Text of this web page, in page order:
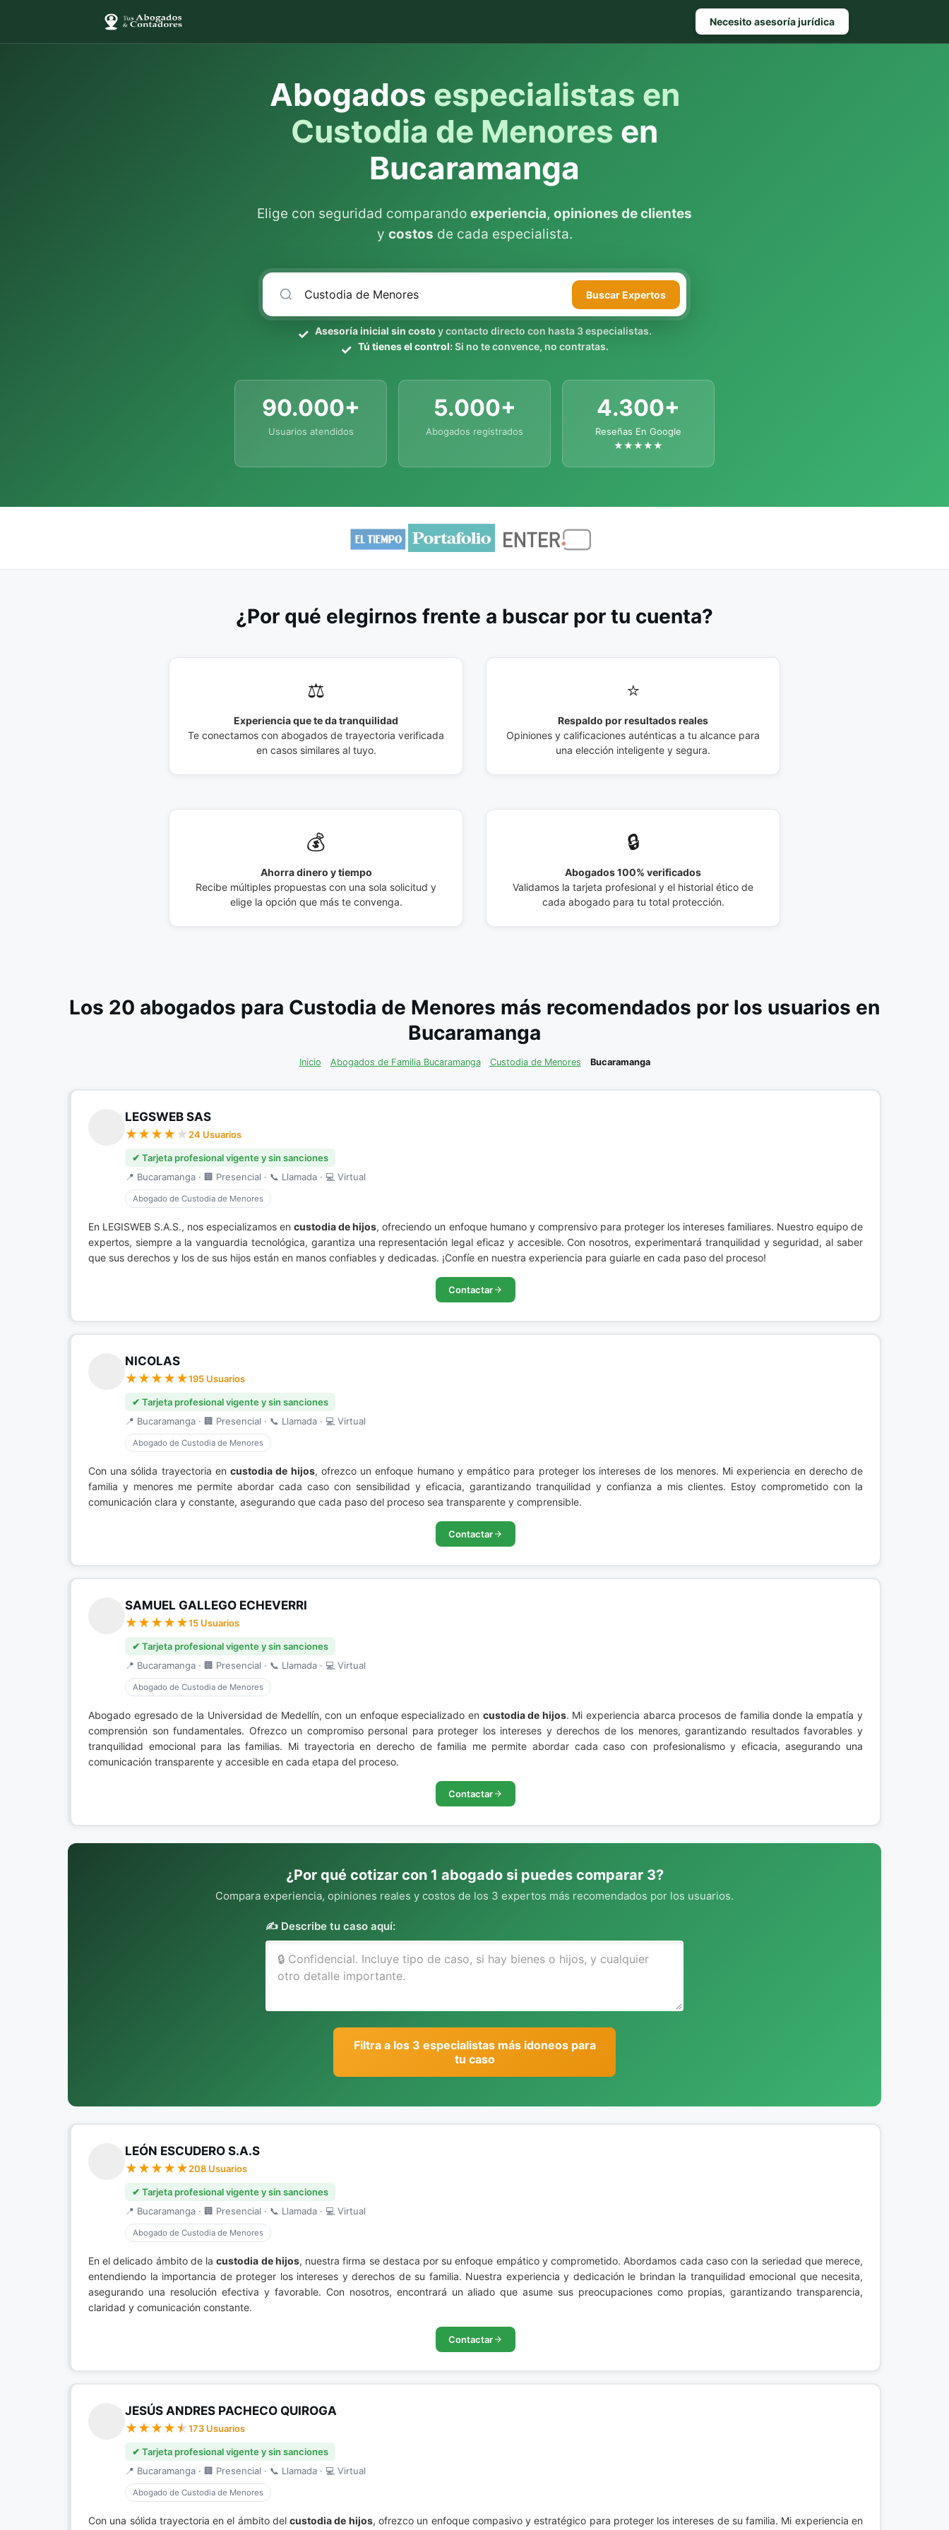
Necesito asesoría jurídica
Abogados especialistas en
Custodia de Menores en
Bucaramanga
Elige con seguridad comparando experiencia, opiniones de clientes
y costos de cada especialista.
BuscarExpertos
Asesoría inicial sin costo y contacto directo con hasta 3 especialistas.
Tú tienes el control:Si no te convence, no contratas.
90.000+
Usuarios atendidos
5.000+
Abogados registrados
4.300+
Reseñas En Google
★★★★★
¿Por qué elegirnos frente a buscar por tu cuenta?
⚖️
Experiencia que te da tranquilidad
Te conectamos con abogados de trayectoria verificada
en casos similares al tuyo.
⭐
Respaldo por resultados reales
Opiniones y calificaciones auténticas a tu alcance para
una elección inteligente y segura.
💰
Ahorra dinero y tiempo
Recibe múltiples propuestas con una sola solicitud y
elige la opción que más te convenga.
🔒
Abogados 100% verificados
Validamos la tarjeta profesional y el historial ético de
cada abogado para tu total protección.
Los 20 abogados para Custodia de Menores más recomendados por los usuarios en
Bucaramanga
Inicio Abogados de Familia Bucaramanga Custodia de Menores Bucaramanga
LEGSWEB SAS
24 Usuarios
✔ Tarjeta profesional vigente y sin sanciones
📍 Bucaramanga · 🏢 Presencial · 📞 Llamada · 💻 Virtual
Abogado de Custodia de Menores
En LEGISWEB S.A.S., nos especializamos encustodia de hijos, ofreciendo un enfoque humano y comprensivo para proteger los intereses familiares. Nuestro equipo de
expertos, siempre a la vanguardia tecnológica, garantiza una representación legal eficaz y accesible. Con nosotros, experimentará tranquilidad y seguridad, al saber
que sus derechos y los de sus hijos están en manos confiables y dedicadas. ¡Confíe en nuestra experiencia para guiarle en cada paso del proceso!
Contactar
NICOLAS
195 Usuarios
✔ Tarjeta profesional vigente y sin sanciones
📍 Bucaramanga · 🏢 Presencial · 📞 Llamada · 💻 Virtual
Abogado de Custodia de Menores
Con una sólida trayectoria encustodia de hijos, ofrezco un enfoque humano y empático para proteger los intereses de los menores. Mi experiencia en derecho de
familia y menores me permite abordar cada caso con sensibilidad y eficacia, garantizando tranquilidad y confianza a mis clientes. Estoy comprometido con la
comunicación clara y constante, asegurando que cada paso del proceso sea transparente y comprensible.
Contactar
SAMUEL GALLEGO ECHEVERRI
15 Usuarios
✔ Tarjeta profesional vigente y sin sanciones
📍 Bucaramanga · 🏢 Presencial · 📞 Llamada · 💻 Virtual
Abogado de Custodia de Menores
Abogado egresado de la Universidad de Medellín, con un enfoque especializado en custodia de hijos. Mi experiencia abarca procesos de familia donde la empatía y
comprensión son fundamentales. Ofrezco un compromiso personal para proteger los intereses y derechos de los menores, garantizando resultados favorables y
tranquilidad emocional para las familias. Mi trayectoria en derecho de familia me permite abordar cada caso con profesionalismo y eficacia, asegurando una
comunicación transparente y accesible en cada etapa del proceso.
Contactar
¿Por qué cotizar con 1 abogado si puedes comparar 3?
Compara experiencia, opiniones reales y costos de los 3 expertos más recomendados por los usuarios.
✍️ Describe tu caso aquí:
Filtra a los 3 especialistas más idoneos para
tu caso
LEÓN ESCUDERO S.A.S
208 Usuarios
✔ Tarjeta profesional vigente y sin sanciones
📍 Bucaramanga · 🏢 Presencial · 📞 Llamada · 💻 Virtual
Abogado de Custodia de Menores
En el delicado ámbito de lacustodia de hijos, nuestra firma se destaca por su enfoque empático y comprometido. Abordamos cada caso con la seriedad que merece,
entendiendo la importancia de proteger los intereses y derechos de su familia. Nuestra experiencia y dedicación le brindan la tranquilidad emocional que necesita,
asegurando una resolución efectiva y favorable. Con nosotros, encontrará un aliado que asume sus preocupaciones como propias, garantizando transparencia,
claridad y comunicación constante.
Contactar
JESÚS ANDRES PACHECO QUIROGA
173 Usuarios
✔ Tarjeta profesional vigente y sin sanciones
📍 Bucaramanga · 🏢 Presencial · 📞 Llamada · 💻 Virtual
Abogado de Custodia de Menores
Con una sólida trayectoria en el ámbito delcustodia de hijos, ofrezco un enfoque compasivo y estratégico para proteger los intereses de su familia. Mi experiencia en